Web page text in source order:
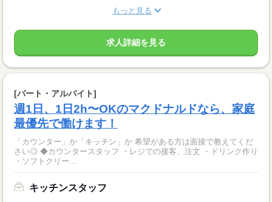
もっと見る
求人詳細を見る
[パート・アルバイト]
週1日、1日2h〜OKのマクドナルドなら、家庭
最優先で働けます！
「カウンター」か「キッチン」か 希望がある方は面接で教えてくだ
さい◎ ◆カウンタースタッフ ・レジでの接客、注文 ・ドリンク作り
・ソフトクリー...
キッチンスタッフ